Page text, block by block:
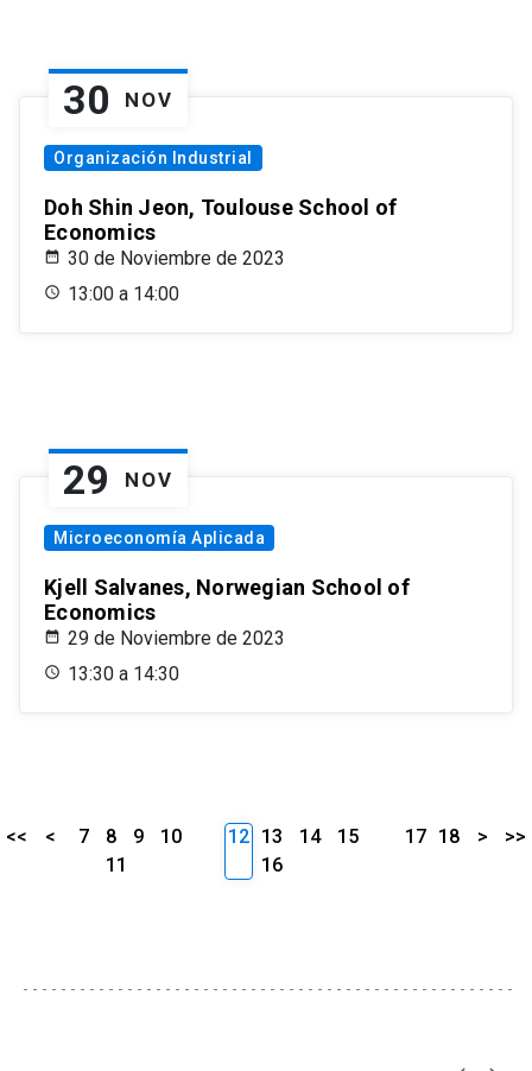
30 NOV
Organización Industrial
Doh Shin Jeon, Toulouse School of
Economics
30 de Noviembre de 2023
13:00 a 14:00
29 NOV
Microeconomía Aplicada
Kjell Salvanes, Norwegian School of
Economics
29 de Noviembre de 2023
13:30 a 14:30
<< < 7 8 9
10
11
12 13 14
15
16
17 18 > >>